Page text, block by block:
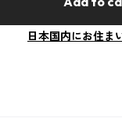
日本国内にお住ま